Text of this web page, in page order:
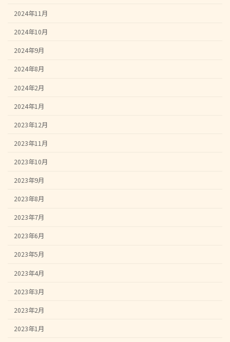
2024年11月
2024年10月
2024年9月
2024年8月
2024年2月
2024年1月
2023年12月
2023年11月
2023年10月
2023年9月
2023年8月
2023年7月
2023年6月
2023年5月
2023年4月
2023年3月
2023年2月
2023年1月